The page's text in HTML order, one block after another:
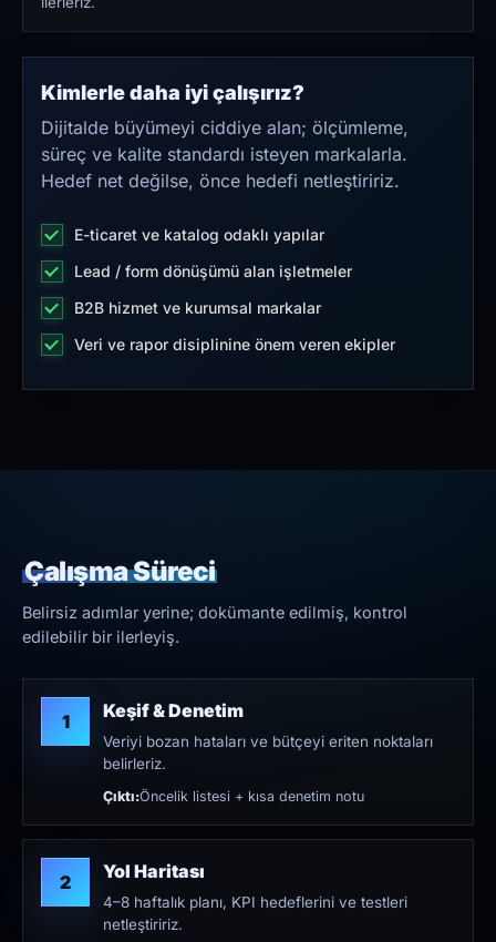
Kimlerle daha iyi çalışırız?
Dijitalde büyümeyi ciddiye alan; ölçümleme,
süreç ve kalite standardı isteyen markalarla.
Hedef net değilse, önce hedefi netleştiririz.
E-ticaret ve katalog odaklı yapılar
Lead / form dönüşümü alan işletmeler
B2B hizmet ve kurumsal markalar
Veri ve rapor disiplinine önem veren ekipler
Çalışma Süreci
Belirsiz adımlar yerine; dokümante edilmiş, kontrol
edilebilir bir ilerleyiş.
1 Keşif & Denetim
Veriyi bozan hataları ve bütçeyi eriten noktaları
belirleriz.
Çıktı:Öncelik listesi + kısa denetim notu
2 Yol Haritası
4–8 haftalık planı, KPI hedeflerini ve testleri
netleştiririz.